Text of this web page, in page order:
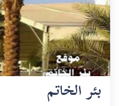
بئر الخاتم